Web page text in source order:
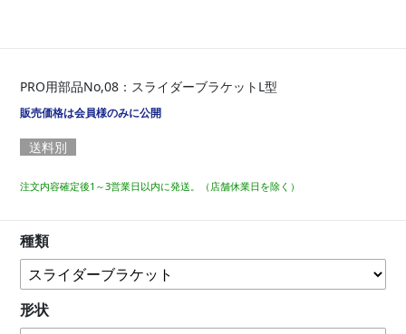
PRO用部品No,08：スライダーブラケットL型
販売価格は会員様のみに公開
送料別
注文内容確定後1～3営業日以内に発送。（店舗休業日を除く）
種類
形状